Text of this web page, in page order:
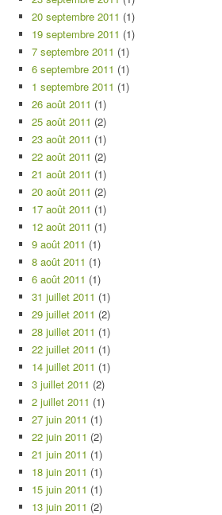
20 septembre 2011 (1)
19 septembre 2011 (1)
7 septembre 2011 (1)
6 septembre 2011 (1)
1 septembre 2011 (1)
26 août 2011 (1)
25 août 2011 (2)
23 août 2011 (1)
22 août 2011 (2)
21 août 2011 (1)
20 août 2011 (2)
17 août 2011 (1)
12 août 2011 (1)
9 août 2011 (1)
8 août 2011 (1)
6 août 2011 (1)
31 juillet 2011 (1)
29 juillet 2011 (2)
28 juillet 2011 (1)
22 juillet 2011 (1)
14 juillet 2011 (1)
3 juillet 2011 (2)
2 juillet 2011 (1)
27 juin 2011 (1)
22 juin 2011 (2)
21 juin 2011 (1)
18 juin 2011 (1)
15 juin 2011 (1)
13 juin 2011 (2)